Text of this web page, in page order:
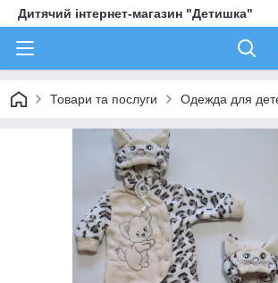
Дитячий інтернет-магазин "Детишка"
Товари та послуги Одежда для